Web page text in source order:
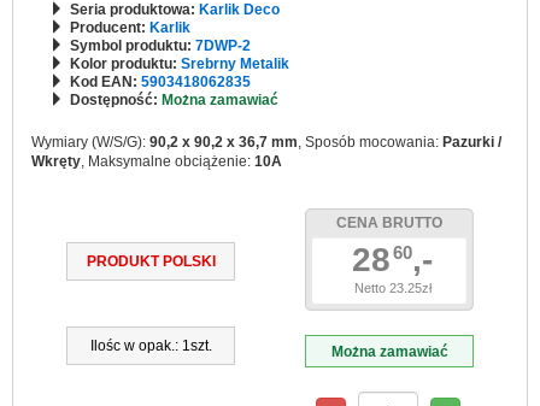
Seria produktowa: Karlik Deco
Producent: Karlik
Symbol produktu: 7DWP-2
Kolor produktu: Srebrny Metalik
Kod EAN: 5903418062835
Dostępność: Można zamawiać
Wymiary (W/S/G): 90,2 x 90,2 x 36,7 mm, Sposób mocowania: Pazurki /
Wkręty, Maksymalne obciążenie: 10A
PRODUKT POLSKI
Ilośc w opak.: 1szt.
CENA BRUTTO
2860,-
Netto 23.25zł
Można zamawiać